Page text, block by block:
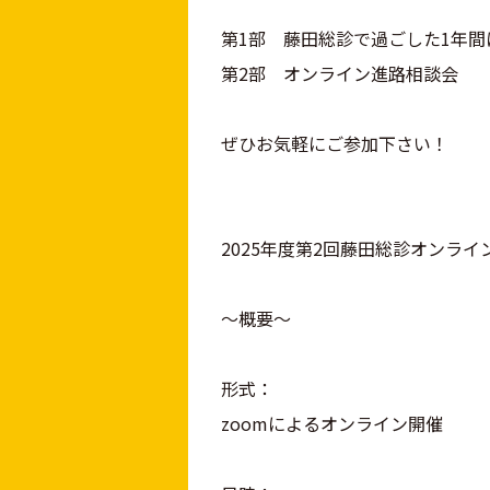
第1部 藤田総診で過ごした1年間
第2部 オンライン進路相談会
ぜひお気軽にご参加下さい！
2025年度第2回藤田総診オンライ
～概要～
形式：
zoomによるオンライン開催